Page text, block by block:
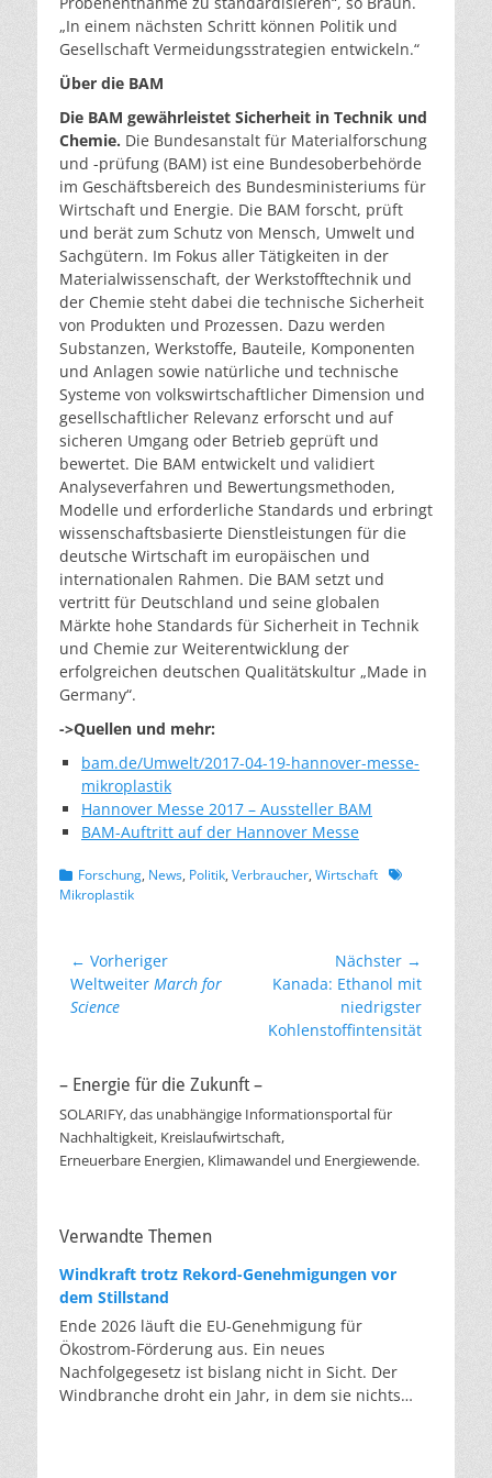
„In einem nächsten Schritt können Politik und
Gesellschaft Vermeidungsstrategien entwickeln.“
Über die BAM
Die BAM gewährleistet Sicherheit in Technik und
Chemie. Die Bundesanstalt für Materialforschung
und -prüfung (BAM) ist eine Bundesoberbehörde
im Geschäftsbereich des Bundesministeriums für
Wirtschaft und Energie. Die BAM forscht, prüft
und berät zum Schutz von Mensch, Umwelt und
Sachgütern. Im Fokus aller Tätigkeiten in der
Materialwissenschaft, der Werkstofftechnik und
der Chemie steht dabei die technische Sicherheit
von Produkten und Prozessen. Dazu werden
Substanzen, Werkstoffe, Bauteile, Komponenten
und Anlagen sowie natürliche und technische
Systeme von volkswirtschaftlicher Dimension und
gesellschaftlicher Relevanz erforscht und auf
sicheren Umgang oder Betrieb geprüft und
bewertet. Die BAM entwickelt und validiert
Analyseverfahren und Bewertungsmethoden,
Modelle und erforderliche Standards und erbringt
wissenschaftsbasierte Dienstleistungen für die
deutsche Wirtschaft im europäischen und
internationalen Rahmen. Die BAM setzt und
vertritt für Deutschland und seine globalen
Märkte hohe Standards für Sicherheit in Technik
und Chemie zur Weiterentwicklung der
erfolgreichen deutschen Qualitätskultur „Made in
Germany“.
->Quellen und mehr:
bam.de/Umwelt/2017-04-19-hannover-messe-
mikroplastik
Hannover Messe 2017 – Aussteller BAM
BAM-Auftritt auf der Hannover Messe
Kategorien
Forschung, News, Politik, Verbraucher, Wirtschaft Schlagworte
Mikroplastik
Beitragsnavigation
← Vorheriger
Vorheriger
Beitrag:
Weltweiter March for
Science
Nächster →
Nächster
Kanada: Ethanol mit
niedrigster
Kohlenstoffintensität
– Energie für die Zukunft –
SOLARIFY, das unabhängige Informationsportal für
Nachhaltigkeit, Kreislaufwirtschaft,
Erneuerbare Energien, Klimawandel und Energiewende.
Verwandte Themen
Windkraft trotz Rekord-Genehmigungen vor
dem Stillstand
Ende 2026 läuft die EU-Genehmigung für
Ökostrom-Förderung aus. Ein neues
Nachfolgegesetz ist bislang nicht in Sicht. Der
Windbranche droht ein Jahr, in dem sie nichts